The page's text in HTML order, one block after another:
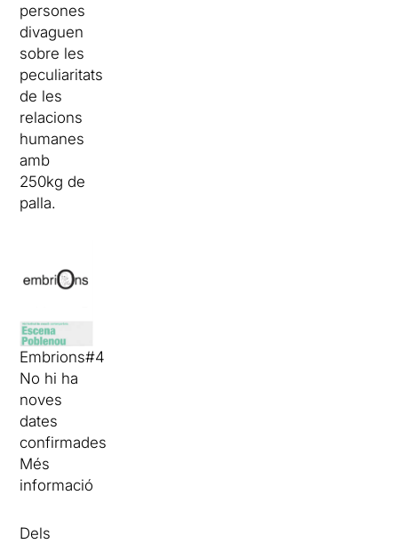
persones
divaguen
sobre les
peculiaritats
de les
relacions
humanes
amb
250kg de
palla.
Embrions#4
No hi ha
noves
dates
confirmades
Més
informació
Dels